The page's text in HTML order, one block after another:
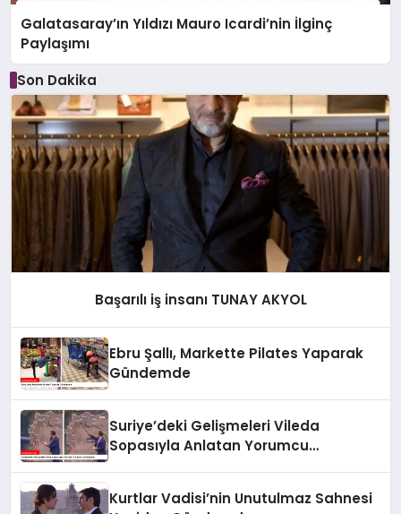
Galatasaray’ın Yıldızı Mauro Icardi’nin İlginç
Paylaşımı
Son Dakika
Başarılı iş insanı TUNAY AKYOL
Ebru Şallı, Markette Pilates Yaparak
Gündemde
Suriye’deki Gelişmeleri Vileda
Sopasıyla Anlatan Yorumcu
Kurtlar Vadisi’nin Unutulmaz Sahnesi